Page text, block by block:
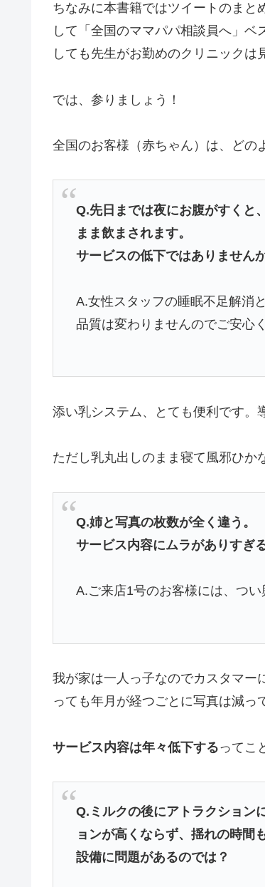
ちなみに本書籍ではツイートのまと
して「全国のママパパ相談員へ」
しても先生がお勤めのクリニックは
では、参りましょう！
全国のお客様（赤ちゃん）は、どの
Q.先日までは夜にお腹がすくと
まま飲まされます。
サービスの低下ではありません
A.女性スタッフの睡眠不足解消
品質は変わりませんのでご安心
添い乳システム、とても便利です。
ただし乳丸出しのまま寝て風邪ひか
Q.姉と写真の枚数が全く違う。
サービス内容にムラがありすぎ
A.ご来店1号のお客様には、つ
我が家は一人っ子なのでカスタマー
っても年月が経つごとに写真は減っ
サービス内容は年々低下するってこ
Q.ミルクの後にアトラクション
ョンが高くならず、揺れの時間
設備に問題があるのでは？